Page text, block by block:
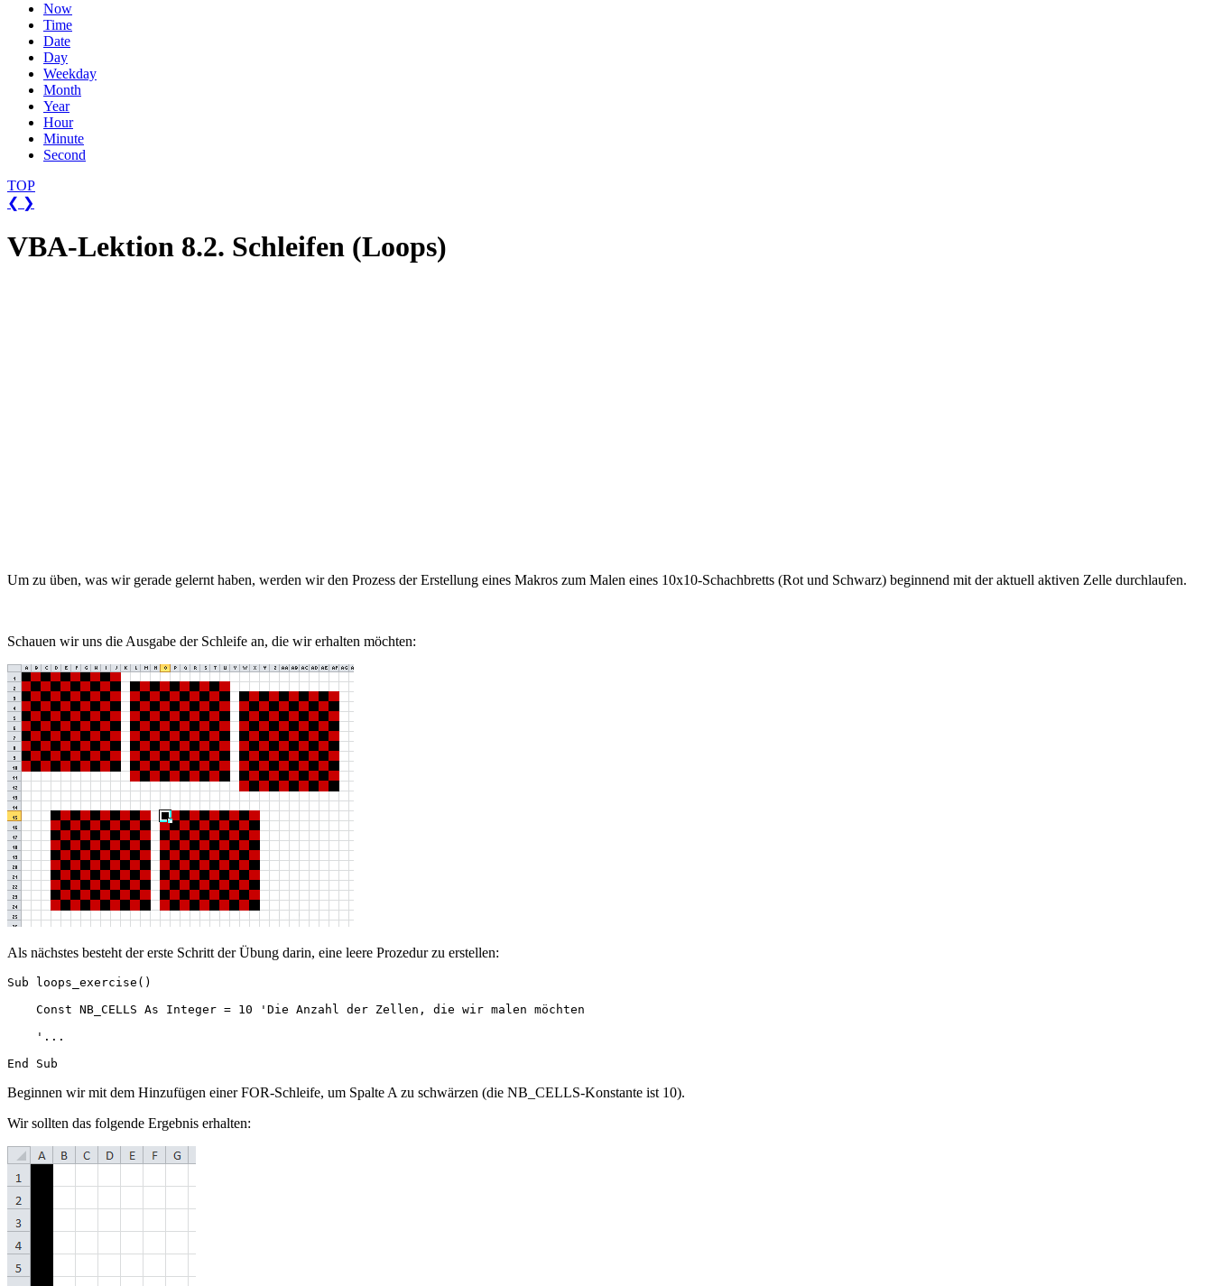
Now
Time
Date
Day
Weekday
Month
Year
Hour
Minute
Second
TOP
❮ ❯
VBA-Lektion 8.2. Schleifen (Loops)
Um zu üben, was wir gerade gelernt haben, werden wir den Prozess der Erstellung eines Makros zum Malen eines 10x10-Schachbretts (Rot und Schwarz) beginnend mit der aktuell aktiven Zelle durchlaufen.
Schauen wir uns die Ausgabe der Schleife an, die wir erhalten möchten:
Als nächstes besteht der erste Schritt der Übung darin, eine leere Prozedur zu erstellen:
Sub loops_exercise()
    Const NB_CELLS As Integer = 10 'Die Anzahl der Zellen, die wir malen möchten
    '...
Beginnen wir mit dem Hinzufügen einer FOR-Schleife, um Spalte A zu schwärzen (die NB_CELLS-Konstante ist 10).
Wir sollten das folgende Ergebnis erhalten: